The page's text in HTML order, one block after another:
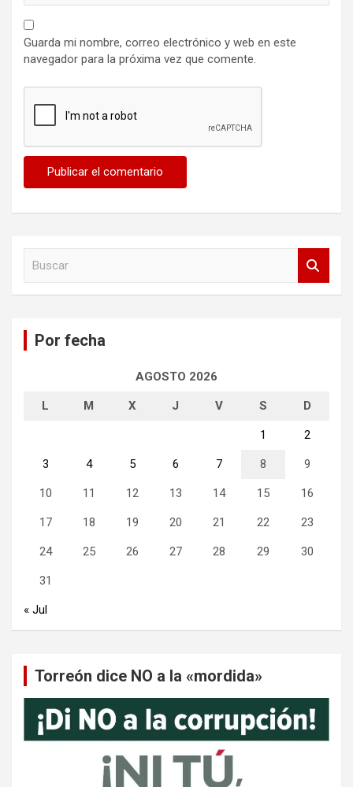
Guarda mi nombre, correo electrónico y web en este
navegador para la próxima vez que comente.
Por fecha
AGOSTO 2026
L M X J V S D
1 2
3 4 5 6 7 8 9
10 11 12 13 14 15 16
17 18 19 20 21 22 23
24 25 26 27 28 29 30
31
« Jul
Torreón dice NO a la «mordida»